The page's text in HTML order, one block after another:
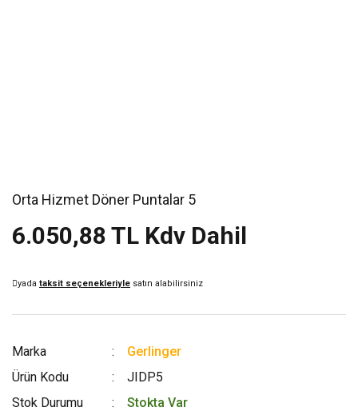
Orta Hizmet Döner Puntalar 5
6.050,88 TL Kdv Dahil
yada taksit seçenekleriyle satın alabilirsiniz
Marka
Gerlinger
Ürün Kodu
JIDP5
Stok Durumu
Stokta Var